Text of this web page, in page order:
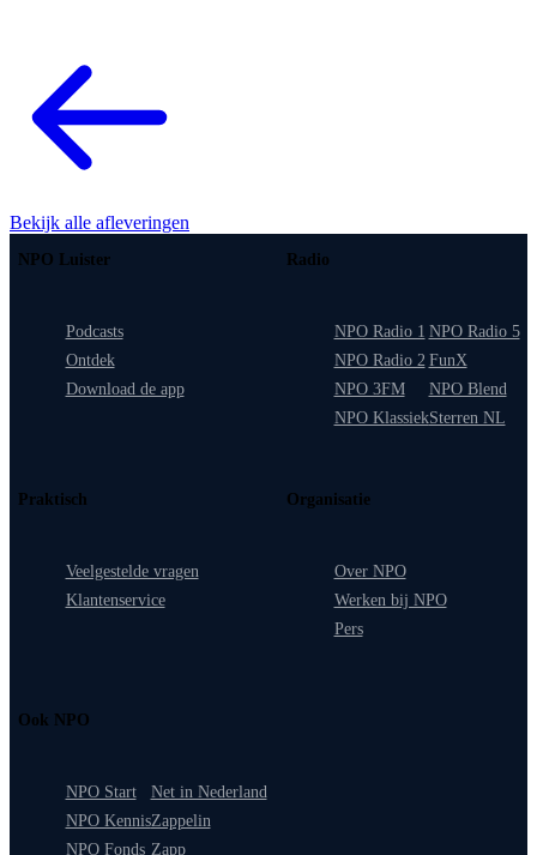
Bekijk alle afleveringen
NPO Luister
Podcasts
Ontdek
Download de app
Radio
NPO Radio 1
NPO Radio 2
NPO 3FM
NPO Klassiek
NPO Radio 5
FunX
NPO Blend
Sterren NL
Praktisch
Veelgestelde vragen
Klantenservice
Organisatie
Over NPO
Werken bij NPO
Pers
Ook NPO
NPO Start
NPO Kennis
NPO Fonds
Net in Nederland
Zappelin
Zapp